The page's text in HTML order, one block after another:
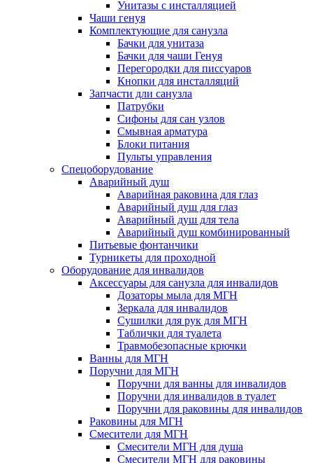
Унитазы с инсталляцией
Чаши генуя
Комплектующие для санузла
Бачки для унитаза
Бачки для чаши Генуя
Перегородки для писсуаров
Кнопки для инсталляций
Запчасти дли санузла
Патрубки
Сифоны для сан узлов
Смывная арматура
Блоки питания
Пульты управления
Спецоборудование
Аварийный душ
Аварийная раковина для глаз
Аварийный душ для глаз
Аварийный душ для тела
Аварийный душ комбинированный
Питьевые фонтанчики
Турникеты для проходной
Оборудование для инвалидов
Аксессуары для санузла для инвалидов
Дозаторы мыла для МГН
Зеркала для инвалидов
Сушилки для рук для МГН
Таблички для туалета
Травмобезопасные крючки
Ванны для МГН
Поручни для МГН
Поручни для ванны для инвалидов
Поручни для инвалидов в туалет
Поручни для раковины для инвалидов
Раковины для МГН
Смесители для МГН
Смесители МГН для душа
Смесители МГН для раковины